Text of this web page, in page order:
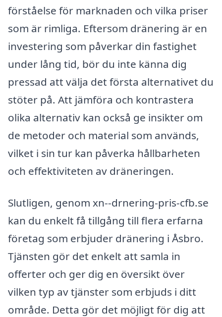
förståelse för marknaden och vilka priser
som är rimliga. Eftersom dränering är en
investering som påverkar din fastighet
under lång tid, bör du inte känna dig
pressad att välja det första alternativet du
stöter på. Att jämföra och kontrastera
olika alternativ kan också ge insikter om
de metoder och material som används,
vilket i sin tur kan påverka hållbarheten
och effektiviteten av dräneringen.
Slutligen, genom xn--drnering-pris-cfb.se
kan du enkelt få tillgång till flera erfarna
företag som erbjuder dränering i Åsbro.
Tjänsten gör det enkelt att samla in
offerter och ger dig en översikt över
vilken typ av tjänster som erbjuds i ditt
område. Detta gör det möjligt för dig att